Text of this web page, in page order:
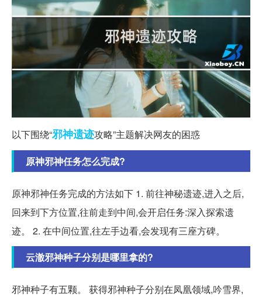
以下围绕“邪神遗迹攻略”主题解决网友的困惑
原神邪神任务怎么完成?
原神邪神任务完成的方法如下 1. 前往神秘遗迹,进入之后,
回来到下方位置,往前走到中间,会开启任务:深入探索遗
迹。 2. 在中间位置,往左手边看,会发现有三座方碑。
云澈邪神种子分别是哪里拿的?
邪神种子有五颗。 获得邪神种子分别在凤凰领域,吟雪界,